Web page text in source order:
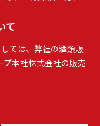
て
ては、弊社の酒類販
本社株式会社の販売